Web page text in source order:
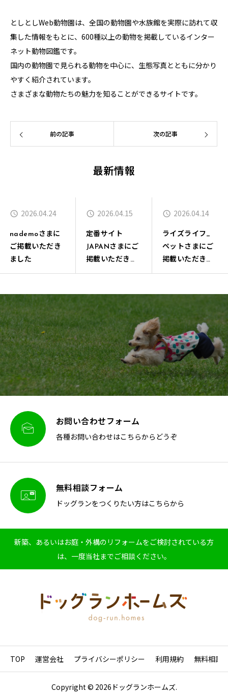
としとしWeb動物園は、全国の動物園や水族館を実際に訪れて収
集した情報をもとに、600種以上の動物を掲載しているインター
ネット動物図鑑です。
国内の動物園で見られる動物を中心に、生態写真とともに分かり
やすく紹介されています。
さまざまな動物たちの魅力を知ることができるサイトです。
前の記事 次の記事
最新情報
2026.04.24
nademoさまに
ご掲載いただき
ました
2026.04.15
定番サイト
JAPANさまにご
掲載いただきま
した
2026.04.14
ライズライフ_
ペットさまにご
掲載いただきま
した
 お問い合わせフォーム
各種お問い合わせはこちらからどうぞ
 無料相談フォーム
ドッグランをつくりたい方はこちらから
新築、あるいはお庭・外構のリフォームをご検討されている方
は、一度当社までご相談ください。
TOP 運営会社 プライバシーポリシー 利用規約 無料相談
Copyright © 2026ドッグランホームズ.